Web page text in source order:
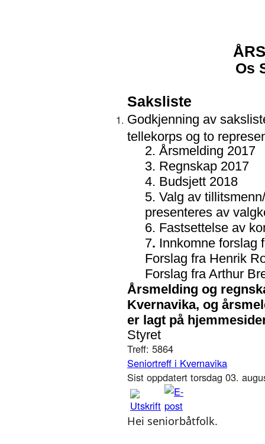
Os
Saksliste
Godkjenning av
tellekorps og to
2. Årsmelding 2017
3. Regnskap 2017
4. Budsjett 2018
5. Valg av
presenteres av
6. Fastsettelse av
7. Innkomne forslag
Forslag fra Henrik
Forslag fra Arthur
Årsmelding og
Kvernavika, og
er lagt på
Styret
Treff: 5864
Seniortreff i Kvernavika
Sist oppdatert torsdag 03.
Hei seniorbåtfolk.